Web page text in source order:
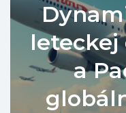
leteckej
a